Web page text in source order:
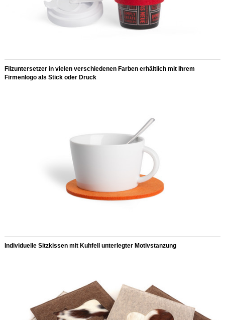
Filzuntersetzer in vielen verschiedenen Farben erhältlich mit Ihrem
Firmenlogo als Stick oder Druck
Individuelle Sitzkissen mit Kuhfell unterlegter Motivstanzung